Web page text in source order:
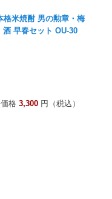
格米焼酎 男の勲章・梅
酒 早春セット OU-30
価格 3,300円（税込）